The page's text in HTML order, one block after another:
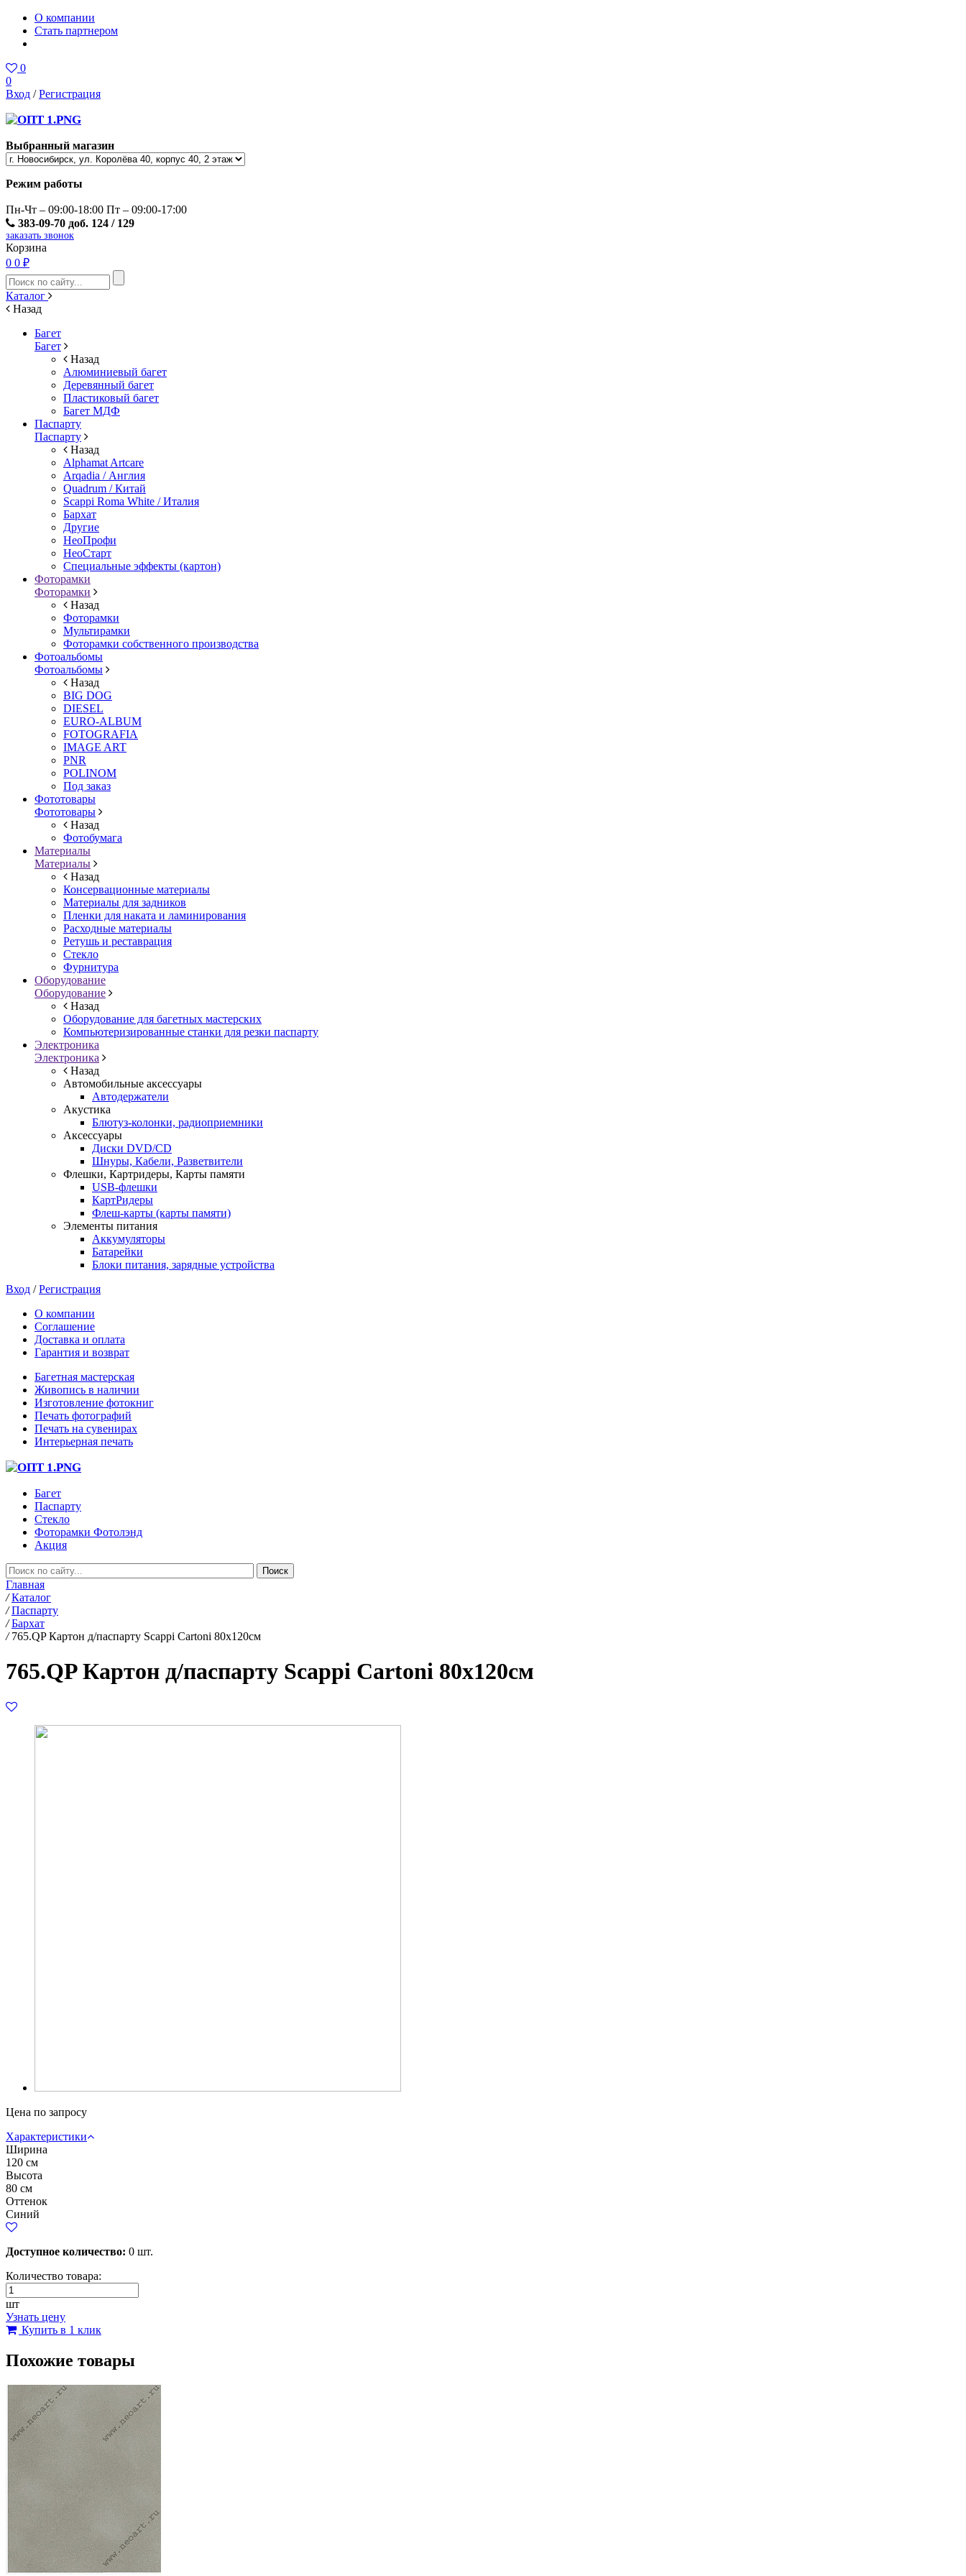
О компании
Стать партнером
0
0
Вход /Регистрация
Выбранный магазин
Режим работы
Пн-Чт – 09:00-18:00 Пт – 09:00-17:00
383-09-70 доб. 124 / 129
заказать звонок
Корзина
0 0 ₽
Каталог
Назад
Багет
Багет
Назад
Алюминиевый багет
Деревянный багет
Пластиковый багет
Багет МДФ
Паспарту
Паспарту
Назад
Alphamat Artcare
Arqadia / Англия
Quadrum / Китай
Scappi Roma White / Италия
Бархат
Другие
НеоПрофи
НеоСтарт
Специальные эффекты (картон)
Фоторамки
Фоторамки
Назад
Фоторамки
Мультирамки
Фоторамки собственного производства
Фотоальбомы
Фотоальбомы
Назад
BIG DOG
DIESEL
EURO-ALBUM
FOTOGRAFIA
IMAGE ART
PNR
POLINOM
Под заказ
Фототовары
Фототовары
Назад
Фотобумага
Материалы
Материалы
Назад
Консервационные материалы
Материалы для задников
Пленки для наката и ламинирования
Расходные материалы
Ретушь и реставрация
Стекло
Фурнитура
Оборудование
Оборудование
Назад
Оборудование для багетных мастерских
Компьютеризированные станки для резки паспарту
Электроника
Электроника
Назад
Автомобильные аксессуары
Автодержатели
Акустика
Блютуз-колонки, радиоприемники
Аксессуары
Диски DVD/CD
Шнуры, Кабели, Разветвители
Флешки, Картридеры, Карты памяти
USB-флешки
КартРидеры
Флеш-карты (карты памяти)
Элементы питания
Аккумуляторы
Батарейки
Блоки питания, зарядные устройства
Вход /Регистрация
О компании
Соглашение
Доставка и оплата
Гарантия и возврат
Багетная мастерская
Живопись в наличии
Изготовление фотокниг
Печать фотографий
Печать на сувенирах
Интерьерная печать
Багет
Паспарту
Стекло
Фоторамки Фотолэнд
Акция
Главная
/ Каталог
/ Паспарту
/ Бархат
/ 765.QP Картон д/паспарту Scappi Cartoni 80х120см
765.QP Картон д/паспарту Scappi Cartoni 80х120см
Цена по запросу
Характеристики
Ширина
120 см
Высота
80 см
Оттенок
Синий
Доступное количество: 0 шт.
Количество товара:
шт
Узнать цену
Купить в 1 клик
Похожие товары